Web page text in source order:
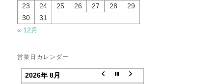
23
24 25 26 27 28
29
30
31
« 12月
営業日カレンダー
2026年 8月